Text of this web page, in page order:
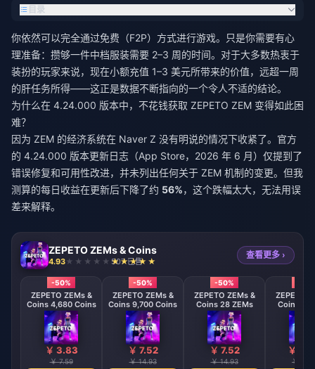
目录
你依然可以完全通过免费（F2P）方式进行游戏。只是你需要有心
理准备：攒够一件中档服装需要 2–3 周的时间。对于大多数热衷于
装扮的玩家来说，现在小额充值 1–3 美元所带来的价值，远超一周
的肝任务所得——这正是数据不断指向的一个令人不适的结论。
为什么在 4.24.000 版本中，不花钱获取 ZEPETO ZEM 变得如此困
难？
因为 ZEM 的经济系统在 Naver Z 没有明说的情况下收紧了。官方
的 4.24.000 版本更新日志（App Store，2026 年 6 月）仅提到了
错误修复和可用性改进，并未列出任何关于 ZEM 机制的变更。但我
测算的每日收益在更新后下降了约 56%，这个跌幅太大，无法用误
差来解释。
ZEPETO ZEMs & Coins
4.93 507 已售
查看更多 ›
-50%
ZEPETO ZEMs &
Coins 4,680 Coins
￥ 3.83
￥ 7.59
-50%
ZEPETO ZEMs &
Coins 9,700 Coins
￥ 7.52
￥ 14.93
-50%
ZEPETO ZEMs &
Coins 28 ZEMs
￥ 7.52
￥ 14.93
ZEPETO
Coins 58
￥
￥